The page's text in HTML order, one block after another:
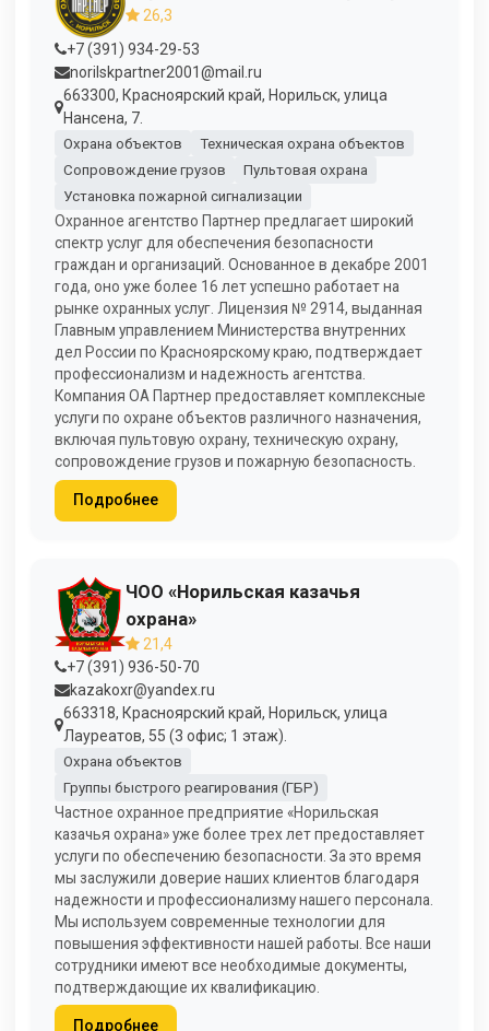
26,3
+7 (391) 934-29-53
norilskpartner2001@mail.ru
663300, Красноярский край, Норильск, улица
Нансена, 7.
Охрана объектов
Техническая охрана объектов
Сопровождение грузов
Пультовая охрана
Установка пожарной сигнализации
Охранное агентство Партнер предлагает широкий
спектр услуг для обеспечения безопасности
граждан и организаций. Основанное в декабре 2001
года, оно уже более 16 лет успешно работает на
рынке охранных услуг. Лицензия № 2914, выданная
Главным управлением Министерства внутренних
дел России по Красноярскому краю, подтверждает
профессионализм и надежность агентства.
Компания ОА Партнер предоставляет комплексные
услуги по охране объектов различного назначения,
включая пультовую охрану, техническую охрану,
сопровождение грузов и пожарную безопасность.
Подробнее
ЧОО «Норильская казачья
охрана»
21,4
+7 (391) 936-50-70
kazakoxr@yandex.ru
663318, Красноярский край, Норильск, улица
Лауреатов, 55 (3 офис; 1 этаж).
Охрана объектов
Группы быстрого реагирования (ГБР)
Частное охранное предприятие «Норильская
казачья охрана» уже более трех лет предоставляет
услуги по обеспечению безопасности. За это время
мы заслужили доверие наших клиентов благодаря
надежности и профессионализму нашего персонала.
Мы используем современные технологии для
повышения эффективности нашей работы. Все наши
сотрудники имеют все необходимые документы,
подтверждающие их квалификацию.
Подробнее